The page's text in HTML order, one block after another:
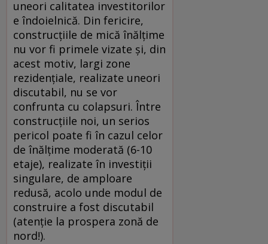
uneori calitatea investitorilor
e îndoielnică. Din fericire,
construcţiile de mică înălţime
nu vor fi primele vizate şi, din
acest motiv, largi zone
rezidenţiale, realizate uneori
discutabil, nu se vor
confrunta cu colapsuri. Între
construcţiile noi, un serios
pericol poate fi în cazul celor
de înălţime moderată (6-10
etaje), realizate în investiţii
singulare, de amploare
redusă, acolo unde modul de
construire a fost discutabil
(atenţie la prospera zonă de
nord!).